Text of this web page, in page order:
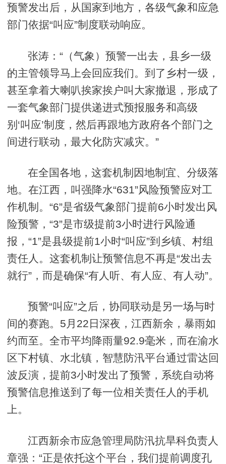
预警发出后，从国家到地方，各级气象和应急
部门依据“叫应”制度联动响应。
张涛：“（气象）预警一出去，县乡一级
的主管领导马上会回应我们。到了乡村一级，
甚至拿着大喇叭挨家挨户叫大家撤退，形成了
一套气象部门提供递进式预报服务和高级
别‘叫应’制度，然后再跟地方政府各个部门之
间进行联动，最大化防灾减灾。”
在全国各地，这套机制因地制宜、分级落
地。在江西，叫强降水“631”风险预警应对工
作机制。“6”是省级气象部门提前6小时发出风
险预警，“3”是市级提前3小时进行风险通
报，“1”是县级提前1小时“叫应”到乡镇、村组
责任人。这套机制让预警信息不再是“发出去
就行”，而是确保“有人听、有人应、有人动”。
预警“叫应”之后，协同联动是另一场与时
间的赛跑。5月22日深夜，江西新余，暴雨如
约而至。全市平均降雨量92.9毫米，而在渝水
区下村镇、水北镇，智慧防汛平台通过雷达回
波反演，提前3小时发出了预警，系统自动将
预警信息推送到了每一位相关责任人的手机
上。
江西新余市应急管理局防汛抗旱科负责人
章强：“正是依托这个平台，我们提前调度孔